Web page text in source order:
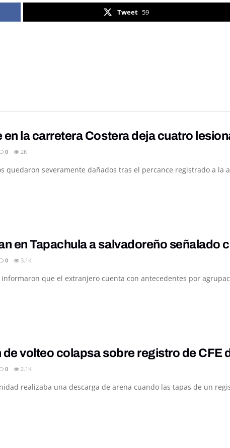
Tweet 59
en la carretera Costera deja cuatro
0 2K
quedaron severamente dañados tras el percance registrado a la
en Tapachula a salvadoreño señalado
0 3.1K
que el extranjero cuenta con antecedentes por
de volteo colapsa sobre registro de CFE
0 2.1K
realizaba una descarga de arena cuando las tapas de un